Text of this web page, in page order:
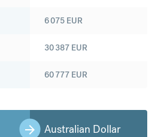
6 075 EUR
30 387 EUR
60 777 EUR
Australian Dollar